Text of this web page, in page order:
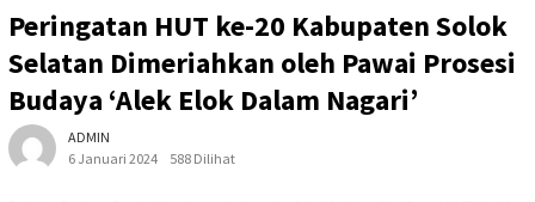
Peringatan HUT ke-20 Kabupaten Solok
Selatan Dimeriahkan oleh Pawai Prosesi
Budaya ‘Alek Elok Dalam Nagari’
ADMIN
6 Januari 2024
588 Dilihat